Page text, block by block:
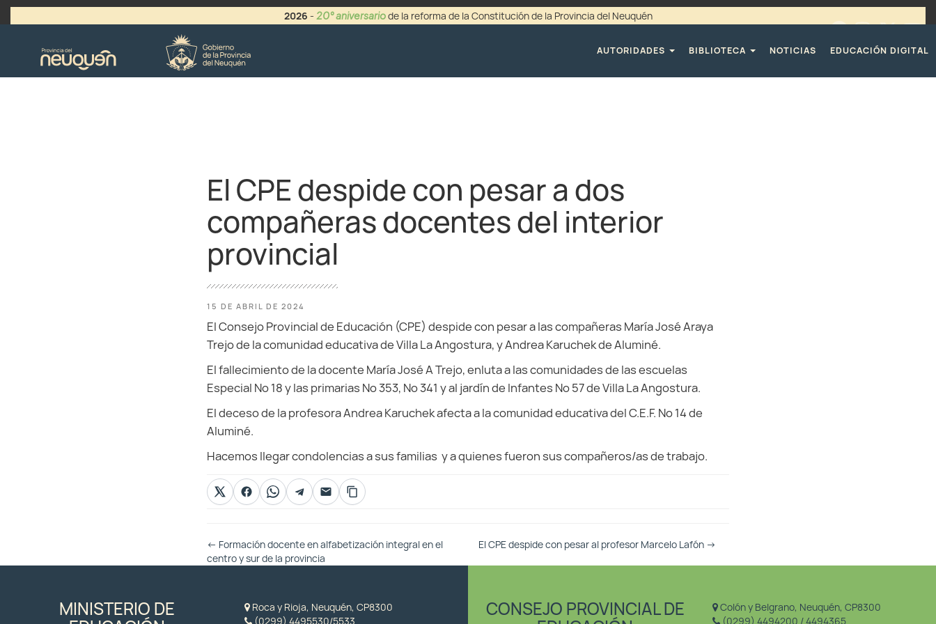
2026 - 20° aniversariode la reforma de la Constitución de la Provincia del Neuquén
AUTORIDADES
BIBLIOTECA NOTICIAS EDUCACIÓN DIGITAL
El CPE despide con pesar a dos
compañeras docentes del interior
provincial
15 DE ABRIL DE 2024
El Consejo Provincial de Educación (CPE) despide con pesar a las compañeras María José Araya
Trejo de la comunidad educativa de Villa La Angostura, y Andrea Karuchek de Aluminé.
El fallecimiento de la docente María José A Trejo, enluta a las comunidades de las escuelas
Especial Nº 18 y las primarias Nº 353, Nº 341 y al jardín de Infantes Nº 57 de Villa La Angostura.
El deceso de la profesora Andrea Karuchek afecta a la comunidad educativa del C.E.F. Nº 14 de
Aluminé.
Hacemos llegar condolencias a sus familias y a quienes fueron sus compañeros/as de trabajo.
Otras
Entradas
← Formación docente en alfabetización integral en el
centro y sur de la provincia
El CPE despide con pesar al profesor Marcelo Lafón →
MINISTERIO DE
Roca y Rioja, Neuquén, CP8300
(0299) 4495530/5533
CONSEJO PROVINCIAL DE
Colón y Belgrano, Neuquén, CP8300
(0299) 4494200 / 4494365